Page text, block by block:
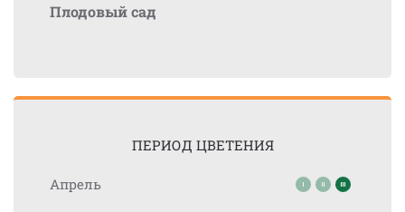
Плодовый сад
ПЕРИОД ЦВЕТЕНИЯ
Апрель